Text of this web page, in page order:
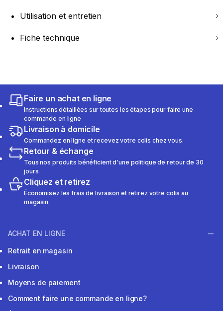
Utilisation et entretien
Fiche technique
Faire un achat en ligne
Instructions détaillées sur toutes les étapes pour faire une
commande en ligne
Livraison à domicile
Commandez en ligne et recevez votre colis chez vous.
Retour & échange
Tous nos produits bénéficient d'une politique de retour de 30
jours.
Cliquez et retirez
Économisez les frais de livraison et retirez votre colis au
magasin.
ACHAT EN LIGNE
Retrait en magasin
Livraison
Moyens de paiement
Comment faire une commande en ligne?